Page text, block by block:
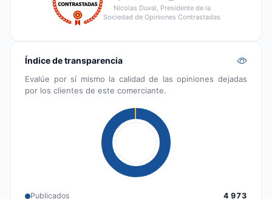
Nicolas Duval, Presidente de la
Sociedad de Opiniones Contrastadas
Índice de transparencia
Evalúe por sí mismo la calidad de las opiniones dejadas
por los clientes de este comerciante.
Publicados
4 973